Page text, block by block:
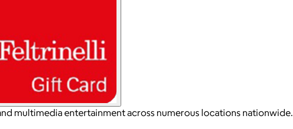
multimedia entertainment across numerous locations nationwide.